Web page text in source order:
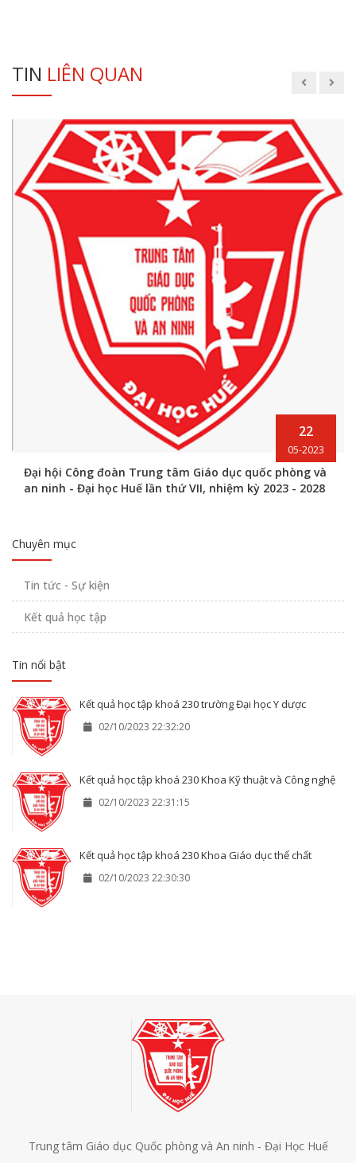
TIN LIÊN QUAN
22
05-2023
Đại hội Công đoàn Trung tâm Giáo dục quốc phòng và
an ninh - Đại học Huế lần thứ VII, nhiệm kỳ 2023 - 2028
Chuyên mục
Tin tức - Sự kiện
Kết quả học tập
Tin nổi bật
Kết quả học tập khoá 230 trường Đại học Y dược
02/10/2023 22:32:20
Kết quả học tập khoá 230 Khoa Kỹ thuật và Công nghệ
02/10/2023 22:31:15
Kết quả học tập khoá 230 Khoa Giáo dục thể chất
02/10/2023 22:30:30
Trung tâm Giáo dục Quốc phòng và An ninh - Đại Học Huế